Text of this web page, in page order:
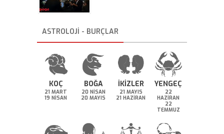
ASTROLOJİ - BURÇLAR
KOÇ
21 MART
19 NİSAN
BOĞA
20 NİSAN
20 MAYIS
İKİZLER
21 MAYIS
21 HAZİRAN
YENGEÇ
22
HAZİRAN
22
TEMMUZ